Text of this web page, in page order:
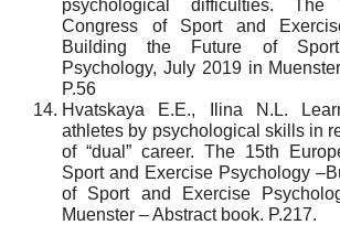
psychological difficulties. The
Congress of Sport and
Building the Future of
Psychology, July 2019 in
P.56
Hvatskaya E.E., Ilina N.L.
athletes by psychological skills in
of “dual” career. The 15th
Sport and Exercise Psychology
of Sport and Exercise
Muenster – Abstract book. P.217.